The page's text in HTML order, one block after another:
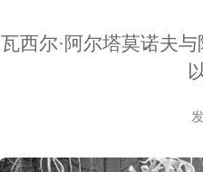
瓦西尔·阿尔塔莫诺夫